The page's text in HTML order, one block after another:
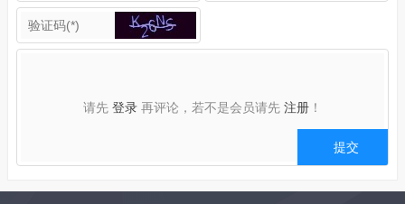
请先 登录 再评论，若不是会员请先 注册 ！